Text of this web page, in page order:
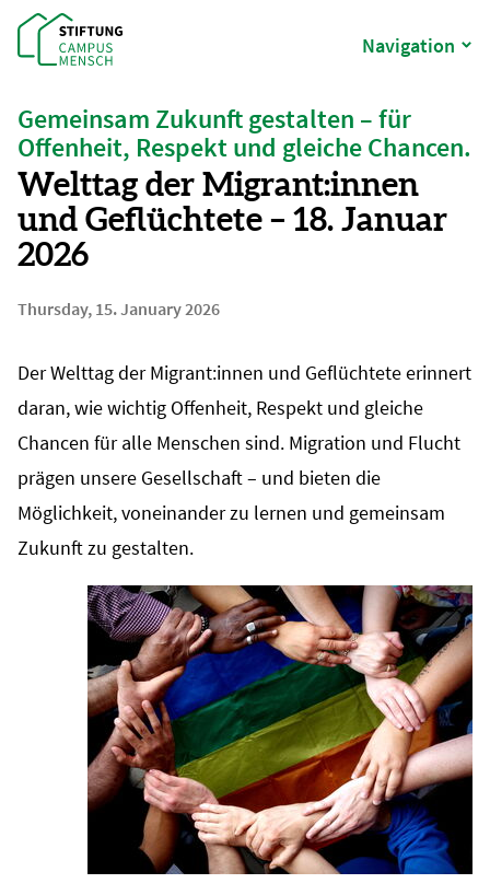
Navigation
Gemeinsam Zukunft gestalten – für
Offenheit, Respekt und gleiche Chancen.
Welttag der Migrant:innen
und Geflüchtete – 18. Januar
2026
Thursday, 15. January 2026
Der Welttag der Migrant:innen und Geflüchtete erinnert
daran, wie wichtig Offenheit, Respekt und gleiche
Chancen für alle Menschen sind. Migration und Flucht
prägen unsere Gesellschaft – und bieten die
Möglichkeit, voneinander zu lernen und gemeinsam
Zukunft zu gestalten.